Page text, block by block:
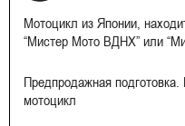
Мотоцикл из Японии,
“Мистер Мото ВДНХ” или
Предпродажная
мотоцикл